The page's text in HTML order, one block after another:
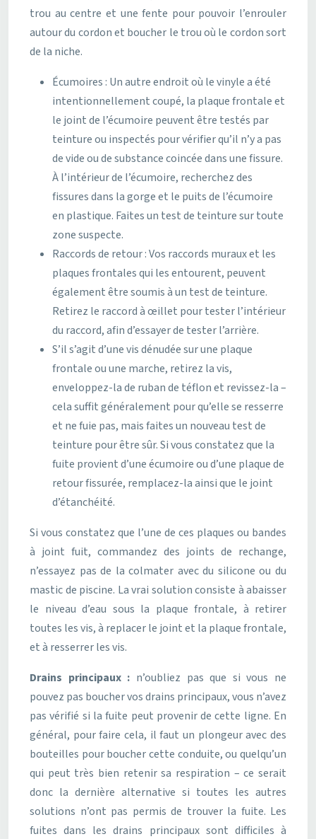
trou au centre et une fente pour pouvoir l’enrouler
autour du cordon et boucher le trou où le cordon sort
de la niche.
Écumoires : Un autre endroit où le vinyle a été
intentionnellement coupé, la plaque frontale et
le joint de l’écumoire peuvent être testés par
teinture ou inspectés pour vérifier qu’il n’y a pas
de vide ou de substance coincée dans une fissure.
À l’intérieur de l’écumoire, recherchez des
fissures dans la gorge et le puits de l’écumoire
en plastique. Faites un test de teinture sur toute
zone suspecte.
Raccords de retour : Vos raccords muraux et les
plaques frontales qui les entourent, peuvent
également être soumis à un test de teinture.
Retirez le raccord à œillet pour tester l’intérieur
du raccord, afin d’essayer de tester l’arrière.
S’il s’agit d’une vis dénudée sur une plaque
frontale ou une marche, retirez la vis,
enveloppez-la de ruban de téflon et revissez-la –
cela suffit généralement pour qu’elle se resserre
et ne fuie pas, mais faites un nouveau test de
teinture pour être sûr. Si vous constatez que la
fuite provient d’une écumoire ou d’une plaque de
retour fissurée, remplacez-la ainsi que le joint
d’étanchéité.
Si vous constatez que l’une de ces plaques ou bandes
à joint fuit, commandez des joints de rechange,
n’essayez pas de la colmater avec du silicone ou du
mastic de piscine. La vrai solution consiste à abaisser
le niveau d’eau sous la plaque frontale, à retirer
toutes les vis, à replacer le joint et la plaque frontale,
et à resserrer les vis.
Drains principaux : n’oubliez pas que si vous ne
pouvez pas boucher vos drains principaux, vous n’avez
pas vérifié si la fuite peut provenir de cette ligne. En
général, pour faire cela, il faut un plongeur avec des
bouteilles pour boucher cette conduite, ou quelqu’un
qui peut très bien retenir sa respiration – ce serait
donc la dernière alternative si toutes les autres
solutions n’ont pas permis de trouver la fuite. Les
fuites dans les drains principaux sont difficiles à